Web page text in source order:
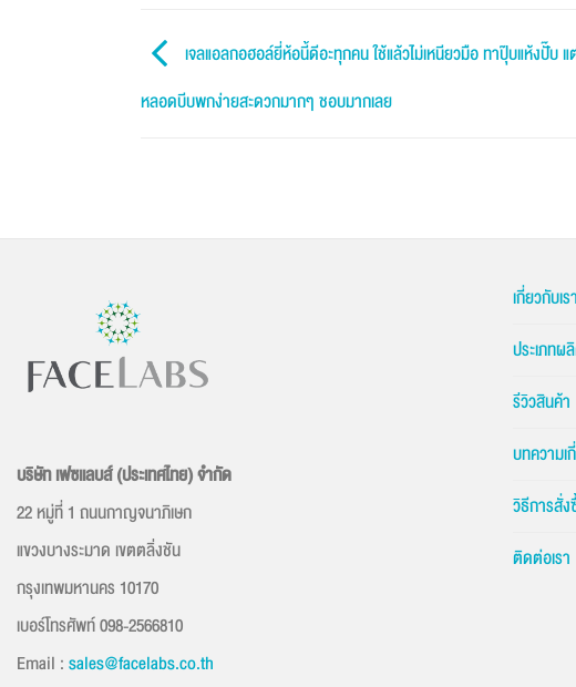
เจลแอลกอฮอล์ยี่ห้อนี้ดีอะทุกคน ใช้แล้วไม่เหนียวมือ ทาปุ๊บแห้งปั๊บ แ
หลอดบีบพกง่ายสะดวกมากๆ ชอบมากเลย
บริษัท เฟซเเลบส์ (ประเทศไทย) จำกัด
22 หมู่ที่ 1 ถนนกาญจนาภิเษก
แขวงบางระมาด เขตตลิ่งชัน
กรุงเทพมหานคร 10170
เบอร์โทรศัพท์ 098-2566810
Email :sales@facelabs.co.th
เกี่ยวกับเรา
ประเภท
รีวิวสินค้า
บทความ
วิธีการสั่
ติดต่อเรา